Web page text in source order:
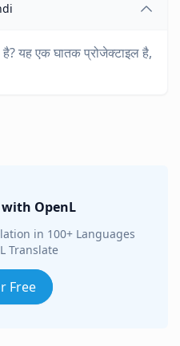
यह एक घातक प्रोजेक्टाइल है,
OpenL
in 100+ Languages
Translate
Free